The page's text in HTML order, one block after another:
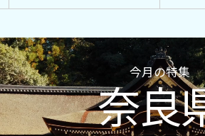
今月の特集
奈良